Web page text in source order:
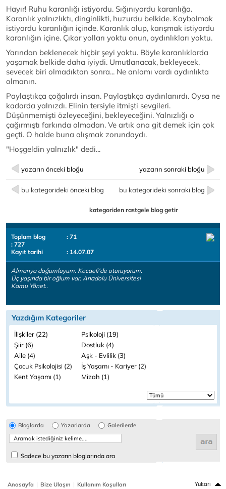
Hayır! Ruhu karanlığı istiyordu. Sığınıyordu karanlığa.
Karanlık yalnızlıktı, dinginlikti, huzurdu belkide. Kaybolmak
istiyordu karanlığın içinde. Karanlık olup, karışmak istiyordu
karanlığın içine. Çıkar yolları yoktu onun, aydınlıkları yoktu.
Yarından beklenecek hiçbir şeyi yoktu. Böyle karanlıklarda
yaşamak belkide daha iyiydi. Umutlanacak, bekleyecek,
sevecek biri olmadıktan sonra... Ne anlamı vardı aydınlıkta
olmanın.
Paylaştıkça çoğalırdı insan. Paylaştıkça aydınlanırdı. Oysa ne
kadarda yalnızdı. Elinin tersiyle itmişti sevgileri.
Düşünmemişti özleyeceğini, bekleyeceğini. Yalnızlığı o
çağırmıştı farkında olmadan. Ve artık ona git demek için çok
geçti. O halde buna alışmak zorundaydı.
"Hoşgeldin yalnızlık" dedi...
yazarın önceki bloğu yazarın sonraki bloğu
bu kategorideki önceki blog bu kategorideki sonraki blog
kategoriden rastgele blog getir
Toplam blog
: 71
: 727
Kayıt tarihi
: 14.07.07
Almanya doğumluyum. Kocaeli'de oturuyorum.
Üç yaşında bir oğlum var. Anadolu Üniversitesi
Kamu Yönet..
Yazdığım Kategoriler
İlişkiler (22)
Psikoloji (19)
Şiir (6)
Dostluk (4)
Aile (4)
Aşk - Evlilik (3)
Çocuk Psikolojisi (2)
İş Yaşamı - Kariyer (2)
Kent Yaşamı (1)
Mizah (1)
Bloglarda Yazarlarda Galerilerde
Sadece bu yazarın bloglarında ara
Anasayfa | Bize Ulaşın | Kullanım Koşulları Yukarı